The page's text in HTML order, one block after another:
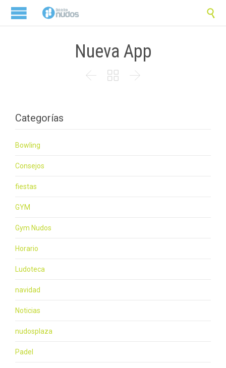

Nueva App
  
Categorías
Bowling
Consejos
fiestas
GYM
Gym Nudos
Horario
Ludoteca
navidad
Noticias
nudosplaza
Padel